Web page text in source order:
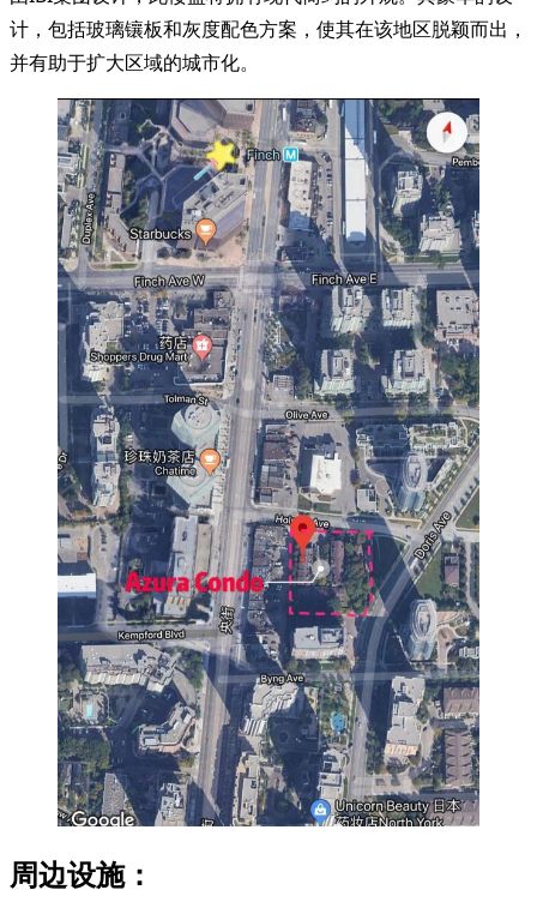
计，包括玻璃镶板和灰度配色方案，使其在该地区脱颖而出，
并有助于扩大区域的城市化。
周边设施：